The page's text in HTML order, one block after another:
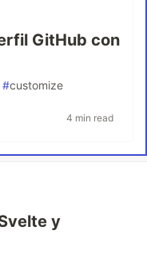
GitHub con
#customize
4 min read
y